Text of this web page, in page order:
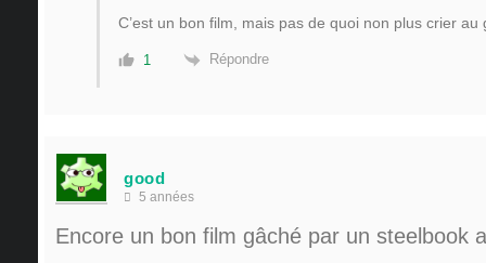
C’est un bon film, mais pas de quoi non plus crier au
1 Répondre
good
5 années
Encore un bon film gâché par un steelbook